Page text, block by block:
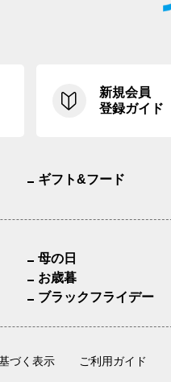
新規会員
登録ガイド
ギフト&フード
母の日
お歳暮
ブラックフライデー
づく表示 ご利用ガイド